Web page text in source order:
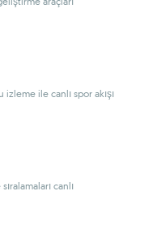
ile canlı spor akışı
canlı